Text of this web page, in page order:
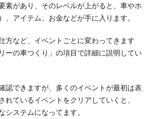
素があり、そのレベルが上がると、車やホ
、アイテム、お金などが手に入ります。
方など、イベントごとに変わってきます
ーの車つくり」の項目で詳細に説明してい
認できますが、多くのイベントが最初は表
れているイベントをクリアしていくと、
システムになってます。